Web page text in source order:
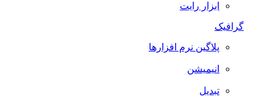
ابزار رایت
گرافیک
پلاگین نرم افزارها
انیمیشن
تبدیل